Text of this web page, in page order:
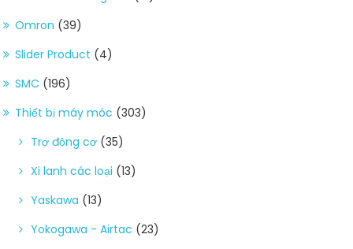
Omron (39)
Slider Product (4)
SMC (196)
Thiết bị máy móc (303)
Trợ động cơ (35)
Xi lanh các loại (13)
Yaskawa (13)
Yokogawa - Airtac (23)